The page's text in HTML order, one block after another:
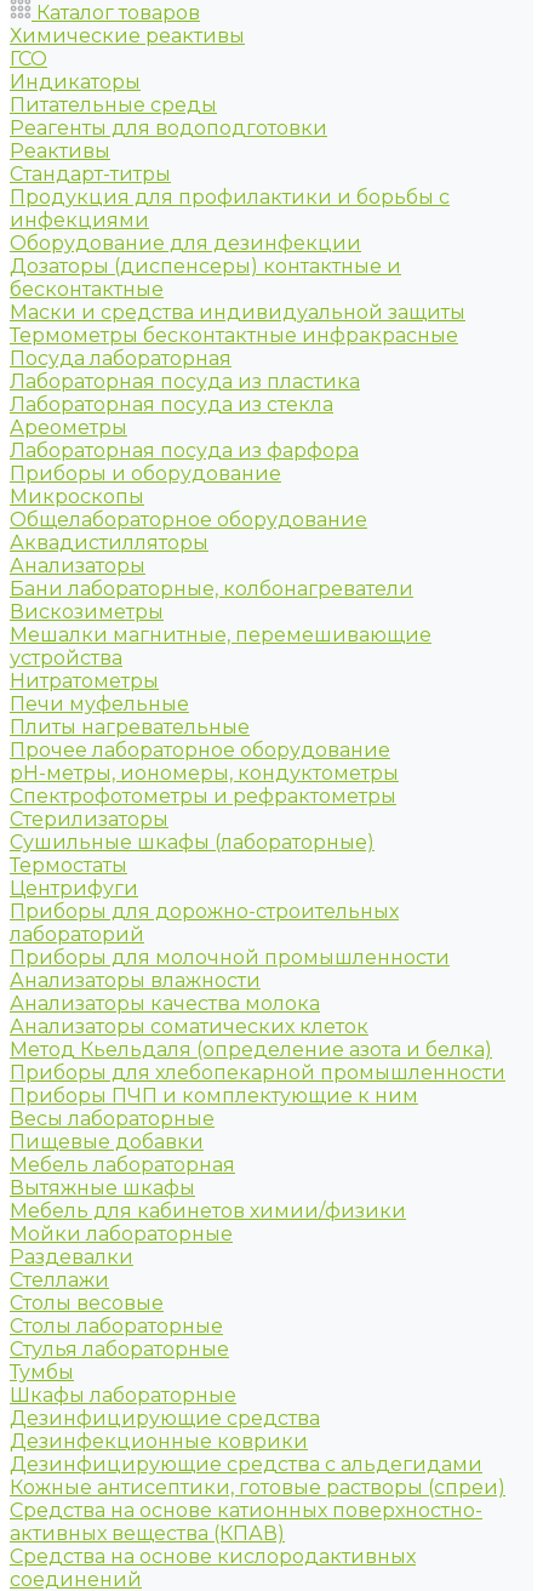
Каталог товаров
Химические реактивы
ГСО
Индикаторы
Питательные среды
Реагенты для водоподготовки
Реактивы
Стандарт-титры
Продукция для профилактики и борьбы с
инфекциями
Оборудование для дезинфекции
Дозаторы (диспенсеры) контактные и
бесконтактные
Маски и средства индивидуальной защиты
Термометры бесконтактные инфракрасные
Посуда лабораторная
Лабораторная посуда из пластика
Лабораторная посуда из стекла
Ареометры
Лабораторная посуда из фарфора
Приборы и оборудование
Микроскопы
Общелабораторное оборудование
Аквадистилляторы
Анализаторы
Бани лабораторные, колбонагреватели
Вискозиметры
Мешалки магнитные, перемешивающие
устройства
Нитратометры
Печи муфельные
Плиты нагревательные
Прочее лабораторное оборудование
рН-метры, иономеры, кондуктометры
Спектрофотометры и рефрактометры
Стерилизаторы
Сушильные шкафы (лабораторные)
Термостаты
Центрифуги
Приборы для дорожно-строительных
лабораторий
Приборы для молочной промышленности
Анализаторы влажности
Анализаторы качества молока
Анализаторы соматических клеток
Метод Кьельдаля (определение азота и белка)
Приборы для хлебопекарной промышленности
Приборы ПЧП и комплектующие к ним
Весы лабораторные
Пищевые добавки
Мебель лабораторная
Вытяжные шкафы
Мебель для кабинетов химии/физики
Мойки лабораторные
Раздевалки
Стеллажи
Столы весовые
Столы лабораторные
Стулья лабораторные
Тумбы
Шкафы лабораторные
Дезинфицирующие средства
Дезинфекционные коврики
Дезинфицирующие средства с альдегидами
Кожные антисептики, готовые растворы (спреи)
Средства на основе катионных поверхностно-
активных вещества (КПАВ)
Средства на основе кислородактивных
соединений